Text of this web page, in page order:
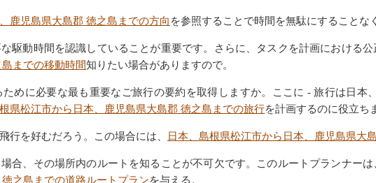
鹿児島県大島郡 徳之島までの方向 を参照することで時間を無駄にすることな
駆動時間を認識していることが重要です。さらに、タスクを計画における
までの移動時間知りたい場合がありますので。
めに必要な最も重要なご旅行の要約を取得しますか。ここに - 旅行は日本
県松江市から日本、鹿児島県大島郡 徳之島までの旅行を計画するのに役立ち
行を好むだろう。この場合には、 日本、島根県松江市から日本、鹿児島県大
合、その場所内のルートを知ることが不可欠です。このルートプランナー
之島までの道路ルートプランを与える。